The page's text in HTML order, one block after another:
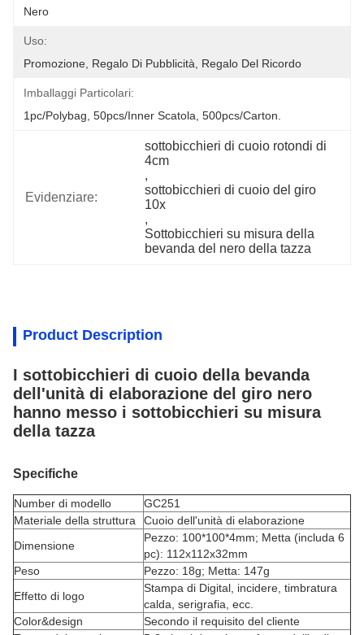
Nero
Uso:
Promozione, Regalo Di Pubblicità, Regalo Del Ricordo
Imballaggi Particolari:
1pc/polybag, 50pcs/inner Scatola, 500pcs/carton.
Evidenziare:
sottobicchieri di cuoio rotondi di
4cm
,
sottobicchieri di cuoio del giro
10x
,
Sottobicchieri su misura della
bevanda del nero della tazza
Product Description
I sottobicchieri di cuoio della bevanda
dell'unità di elaborazione del giro nero
hanno messo i sottobicchieri su misura
della tazza
Specifiche
Number di modello
GC251
Materiale della struttura
Cuoio dell'unità di elaborazione
Dimensione
Pezzo: 100*100*4mm; Metta (includa 6
pc): 112x112x32mm
Peso
Pezzo: 18g; Metta: 147g
Effetto di logo
Stampa di Digital, incidere, timbratura
calda, serigrafia, ecc.
Color&design
Secondo il requisito del cliente